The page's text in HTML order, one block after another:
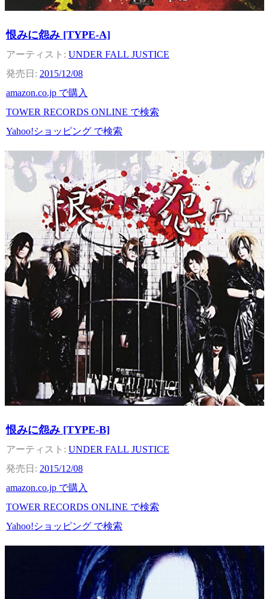
恨みに怨み [TYPE-A]
UNDER FALL JUSTICE
2015/12/08
amazon.co.jp で購入
TOWER RECORDS ONLINE で検索
Yahoo!ショッピング で検索
恨みに怨み [TYPE-B]
UNDER FALL JUSTICE
2015/12/08
amazon.co.jp で購入
TOWER RECORDS ONLINE で検索
Yahoo!ショッピング で検索